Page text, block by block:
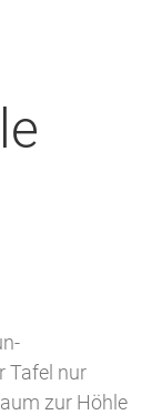
­Tafel nur
zur Höhle